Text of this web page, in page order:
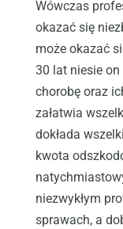
Wówczas
okazać się
może okazać
30 lat niesie
chorobę oraz
załatwia
dokłada
kwota
niezwykłym
sprawach, a